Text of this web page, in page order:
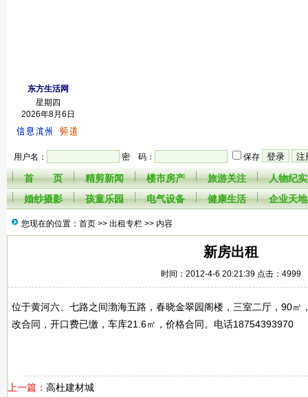
东方生活网
星期四
2026年8月6日
用户名： 密 码： 保存
首 页 精剪新闻 楼市房产 旅游关注
人物纪实
婚纱摄影
孩童乐园 电气设备 健康生活 企业天地
您现在的位置：首页 >> 出租专栏 >> 内容
新房出租
时间：2012-4-6 20:21:39 点击：4999
位于黄河六、七路之间渤海五路，春晓金翠园阁楼，三室二厅，90㎡
改合同，开口费已缴，车库21.6㎡，价格合同。电话18754393970
上一篇： 高杜建材城